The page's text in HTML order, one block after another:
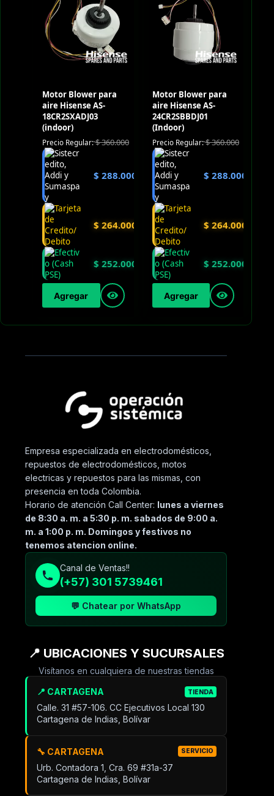
Motor Blower para
aire Hisense AS-
18CR2SXADJ03
(indoor)
Precio Regular:$360.000
$ 288.000
$ 264.000
$ 252.000
Agregar
Motor Blower para
aire Hisense AS-
24CR2SBBDJ01
(Indoor)
Precio Regular:$360.000
$ 288.000
$ 264.000
$ 252.000
Agregar
Empresa especializada en electrodomésticos,
repuestos de electrodomésticos, motos
electricas y repuestos para las mismas, con
presencia en toda Colombia.
Horario de atención Call Center: lunes a viernes
de 8:30 a. m. a 5:30 p. m. sabados de 9:00 a.
m. a 1:00 p. m. Domingos y festivos no
tenemos atencion online.
Canal de Ventas!!
(+57) 301 5739461
💬 Chatear por WhatsApp
📍 UBICACIONES Y SUCURSALES
Visítanos en cualquiera de nuestras tiendas
📍 CARTAGENA TIENDA
Calle. 31 #57-106. CC Ejecutivos Local 130
Cartagena de Indias, Bolívar
🔧 CARTAGENA SERVICIO
Urb. Contadora 1, Cra. 69 #31a-37
Cartagena de Indias, Bolívar